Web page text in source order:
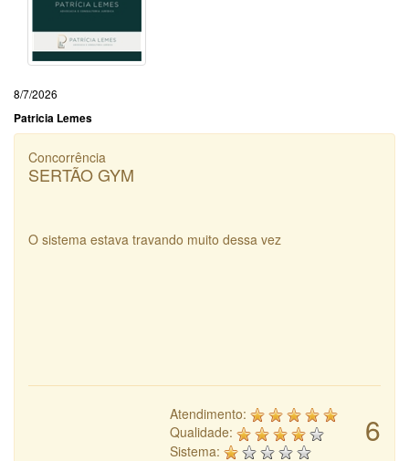
8/7/2026
Patricia Lemes
Concorrência
SERTÃO GYM
O sistema estava travando muito dessa vez
6
Atendimento:
Qualidade:
Sistema: